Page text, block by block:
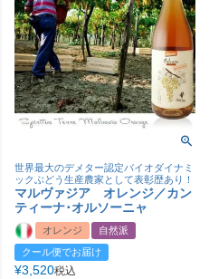
世界最大のデメター認定バイオダイナミ
ックぶどう生産農家として表彰歴あり！
マルヴァジア オレンジ／カン
ティーナ･オルソーニャ
オレンジ
自然派
クール便でお届け
¥3,520税込